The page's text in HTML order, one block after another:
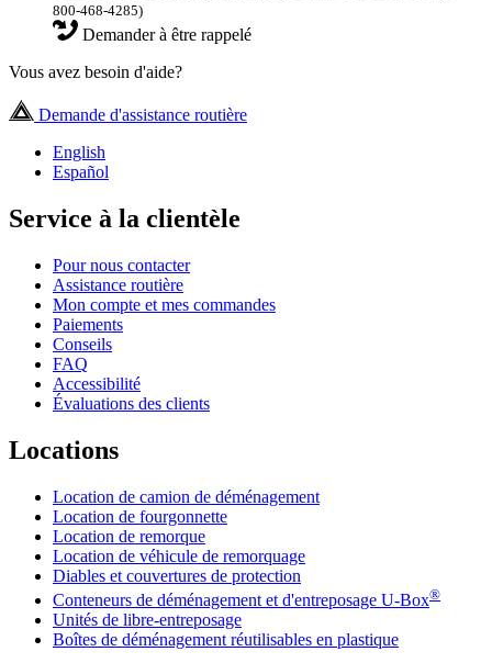
800-468-4285)
Demander à être rappelé
Vous avez besoin d'aide?
Demande d'assistance routière
English
Español
Service à la clientèle
Pour nous contacter
Assistance routière
Mon compte et mes commandes
Paiements
Conseils
FAQ
Accessibilité
Évaluations des clients
Locations
Location de camion de déménagement
Location de fourgonnette
Location de remorque
Location de véhicule de remorquage
Diables et couvertures de protection
Conteneurs de déménagement et d'entreposage U-Box®
Unités de libre-entreposage
Boîtes de déménagement réutilisables en plastique